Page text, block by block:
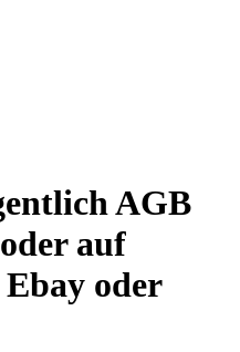
AGB
auf
oder